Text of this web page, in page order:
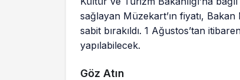
sağlayan Müzekart’ın fiyatı,
sabit bırakıldı. 1 Ağustos’tan
yapılabilecek.
Göz Atın